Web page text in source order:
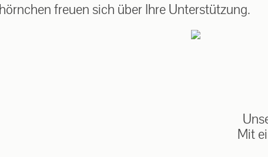
freuen sich über Ihre Unterstützung.
Mit